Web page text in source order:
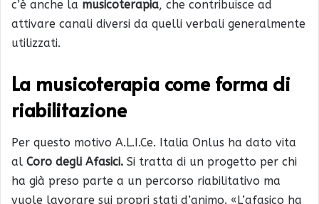
c’è anche la musicoterapia, che contribuisce ad
attivare canali diversi da quelli verbali generalmente
utilizzati.
La musicoterapia come forma di
riabilitazione
Per questo motivo A.L.I.Ce. Italia Onlus ha dato vita
al Coro degli Afasici. Si tratta di un progetto per chi
ha già preso parte a un percorso riabilitativo ma
vuole lavorare sui propri stati d’animo. «L’afasico ha